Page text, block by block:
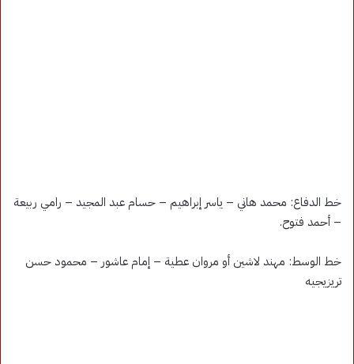
خط الدفاع: محمد هاني – ياسر إبراهيم – حسام عبد المجيد – رامي ربيعة
– أحمد فتوح.
خط الوسط: مهند لاشين أو مروان عطية – إمام عاشور – محمود حسن
تريزيجيه